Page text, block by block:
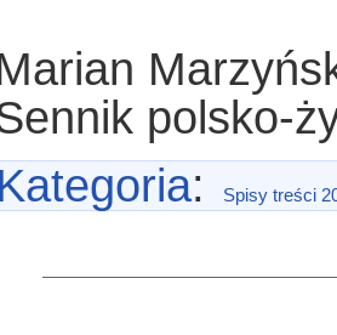
polsko-
Kategoria: Spisy treści